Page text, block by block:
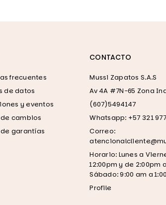
frecuentes
de datos
y eventos
cambios
garantías
CONTACTO
Mussi Zapatos S.A.S
Av 4A #7N-65 Zona
(607)5494147
Whatsapp: +57 321
Correo:
Horario: Lunes a
12:00pm y de 2:00pm
Sábado: 9:00 am a
Profile